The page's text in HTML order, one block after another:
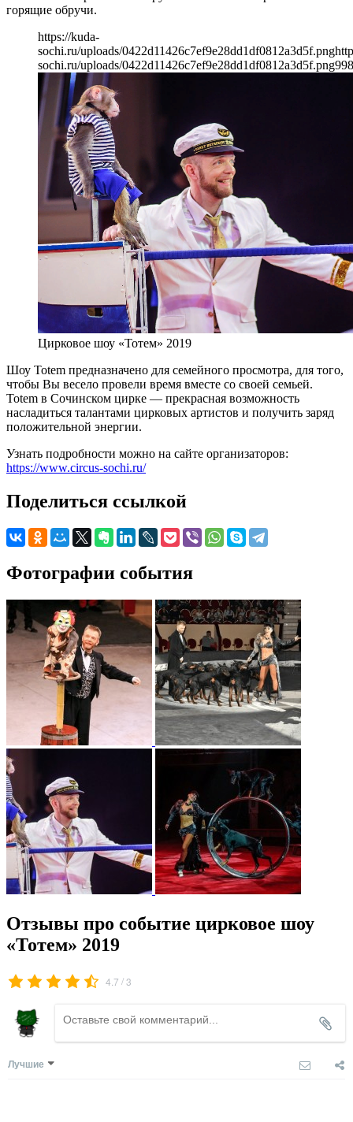
горящие обручи.
https://kuda-
sochi.ru/uploads/0422d11426c7ef9e28dd1df0812a3d5f.png
sochi.ru/uploads/0422d11426c7ef9e28dd1df0812a3d5f.png998
Цирковое шоу «Тотем» 2019
Шоу Totem предназначено для семейного просмотра, для того,
чтобы Вы весело провели время вместе со своей семьей.
Totem в Сочинском цирке — прекрасная возможность
насладиться талантами цирковых артистов и получить заряд
положительной энергии.
Узнать подробности можно на сайте организаторов:
https://www.circus-sochi.ru/
Поделиться ссылкой
Фотографии события
Отзывы про событие цирковое шоу
«Тотем» 2019
4.7 /3
Лучшие